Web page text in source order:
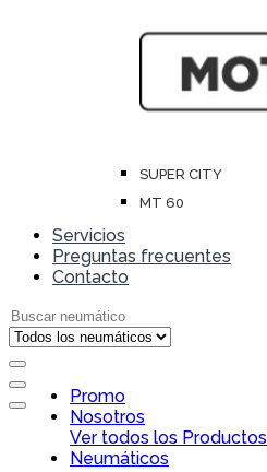
SUPER CITY
MT 60
Servicios
Preguntas frecuentes
Contacto
Search for:
Open
Close
Promo
Nosotros
Ver todos los Productos
Neumáticos